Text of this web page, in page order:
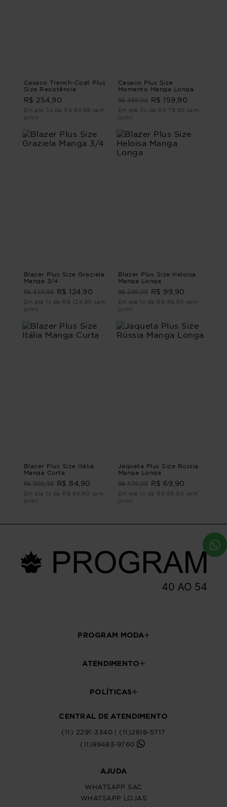
Casaco Trench-Coat Plus
Size Resistência
R$ 254,90
Em até 3x de R$ 84,96 sem
juros
Casaco Plus Size
Momento Manga Longa
R$ 359,90 R$ 159,90
Em até 2x de R$ 79,95 sem
juros
Blazer Plus Size Graziela
Manga 3/4
R$ 319,90 R$ 124,90
Em até 1x de R$ 124,90 sem
juros
Blazer Plus Size Heloisa
Manga Longa
R$ 239,90 R$ 99,90
Em até 1x de R$ 99,90 sem
juros
Blazer Plus Size Itália
Manga Curta
R$ 309,90 R$ 84,90
Em até 1x de R$ 84,90 sem
juros
Jaqueta Plus Size Rússia
Manga Longa
R$ 179,90 R$ 69,90
Em até 1x de R$ 69,90 sem
juros
PROGRAM MODA
ATENDIMENTO
POLÍTICAS
CENTRAL DE ATENDIMENTO
(11) 2291-3340 | (11)2618-5717
(11)99483-9760
AJUDA
WHATSAPP SAC
WHATSAPP LOJAS